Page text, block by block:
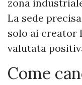
zona
La sede
solo ai creator
valutata
Come